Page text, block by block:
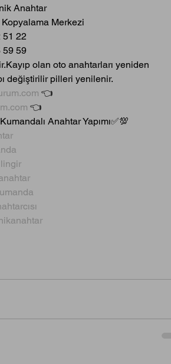
Anahtar
Merkezi
51 22
59 59
olan oto anahtarları yeniden
değiştirilir pilleri yenilenir.
👈
👈
Anahtar Yapımı✅💯